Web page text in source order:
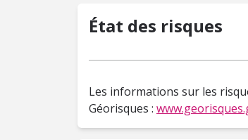
État des risques
Les informations sur les
Géorisques :